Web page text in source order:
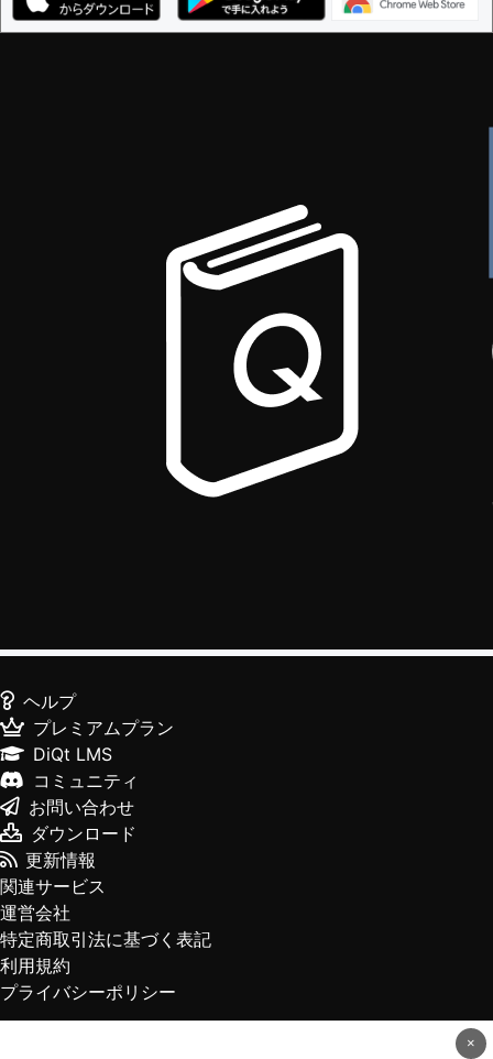
×
ヘルプ
プレミアムプラン
DiQt LMS
コミュニティ
お問い合わせ
ダウンロード
更新情報
関連サービス
運営会社
特定商取引法に基づく表記
利用規約
プライバシーポリシー